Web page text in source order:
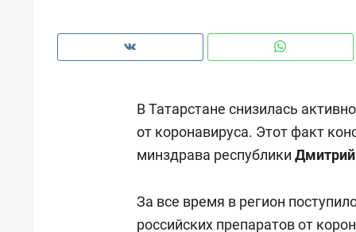
В Татарстане снизилась
от коронавируса. Этот факт
минздрава республики
За все время в регион
российских препаратов от
создают оазис жилого
комфорта под Казанью
ID